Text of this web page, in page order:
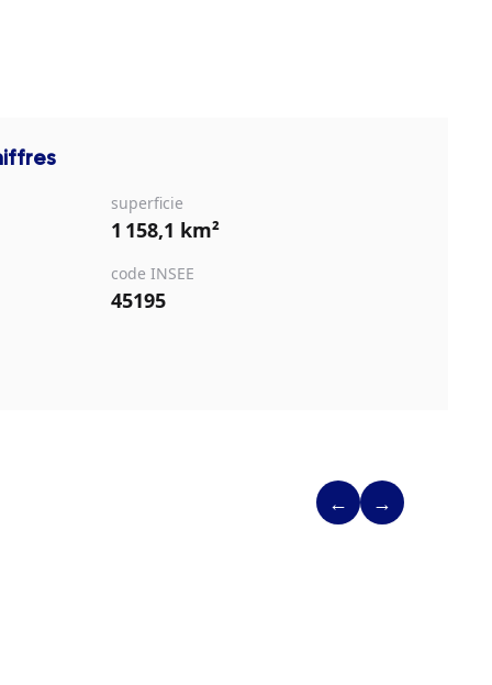
superficie
1 158,1 km²
code INSEE
45195
← →